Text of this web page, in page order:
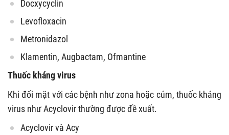
Docxycyclin
Levofloxacin
Metronidazol
Klamentin, Augbactam, Ofmantine
Thuốc kháng virus
Khi đối mặt với các bệnh như zona hoặc cúm, thuốc kháng
virus như Acyclovir thường được đề xuất.
Acyclovir và Acy